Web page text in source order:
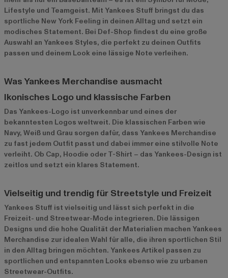
Lifestyle und Teamgeist. Mit Yankees Stuff bringst du das
sportliche New York Feeling in deinen Alltag und setzt ein
modisches Statement. Bei Def-Shop findest du eine große
Auswahl an Yankees Styles, die perfekt zu deinen Outfits
passen und deinem Look eine lässige Note verleihen.
Was Yankees Merchandise ausmacht
Ikonisches Logo und klassische Farben
Das Yankees-Logo ist unverkennbar und eines der
bekanntesten Logos weltweit. Die klassischen Farben wie
Navy, Weiß und Grau sorgen dafür, dass Yankees Merchandise
zu fast jedem Outfit passt und dabei immer eine stilvolle Note
verleiht. Ob Cap, Hoodie oder T-Shirt – das Yankees-Design ist
zeitlos und setzt ein klares Statement.
Vielseitig und trendig für Streetstyle und Freizeit
Yankees Stuff ist vielseitig und lässt sich perfekt in die
Freizeit- und Streetwear-Mode integrieren. Die lässigen
Designs und die hohe Qualität der Materialien machen Yankees
Merchandise zur idealen Wahl für alle, die ihren sportlichen Stil
in den Alltag bringen möchten. Yankees Artikel passen zu
sportlichen und entspannten Looks ebenso wie zu urbanen
Streetwear-Outfits.